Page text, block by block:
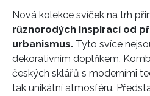
Nová kolekce svíček na trh
různorodých inspirací od
urbanismus. Tyto svíce
dekorativním doplňkem.
českých sklářů s moderními
tak unikátní atmosféru.